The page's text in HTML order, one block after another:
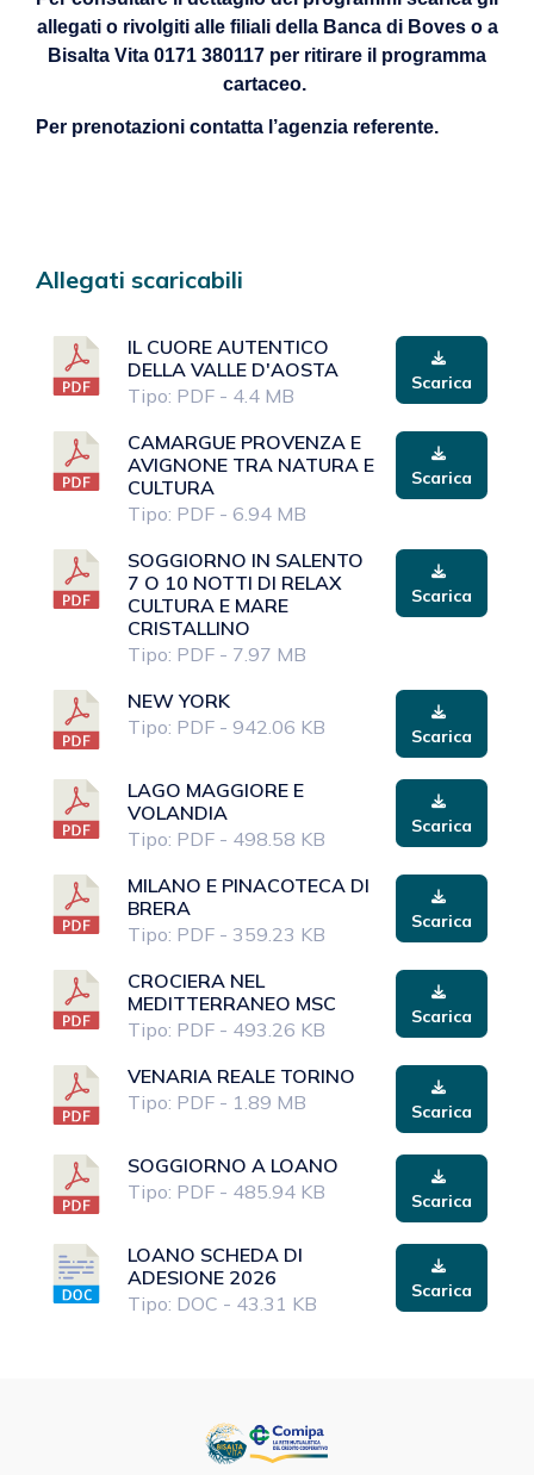
allegati o rivolgiti alle filiali della Banca di Boves o a
Bisalta Vita 0171 380117 per ritirare il programma
cartaceo.
Per prenotazioni contatta l’agenzia referente.
Allegati scaricabili
IL CUORE AUTENTICO
DELLA VALLE D'AOSTA
Tipo: PDF - 4.4 MB
Scarica
CAMARGUE PROVENZA E
AVIGNONE TRA NATURA E
CULTURA
Tipo: PDF - 6.94 MB
Scarica
SOGGIORNO IN SALENTO
7 O 10 NOTTI DI RELAX
CULTURA E MARE
CRISTALLINO
Tipo: PDF - 7.97 MB
Scarica
NEW YORK
Tipo: PDF - 942.06 KB
Scarica
LAGO MAGGIORE E
VOLANDIA
Tipo: PDF - 498.58 KB
Scarica
MILANO E PINACOTECA DI
BRERA
Tipo: PDF - 359.23 KB
Scarica
CROCIERA NEL
MEDITTERRANEO MSC
Tipo: PDF - 493.26 KB
Scarica
VENARIA REALE TORINO
Tipo: PDF - 1.89 MB
Scarica
SOGGIORNO A LOANO
Tipo: PDF - 485.94 KB
Scarica
LOANO SCHEDA DI
ADESIONE 2026
Tipo: DOC - 43.31 KB
Scarica